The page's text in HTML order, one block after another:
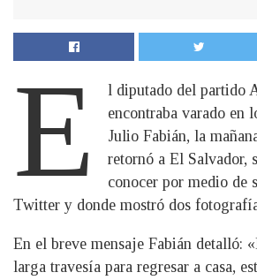
E
l diputado del partido
encontraba varado en
Julio Fabián, la
retornó a El Salvador,
conocer por medio de
Twitter y donde mostró dos
En el breve mensaje Fabián detalló:
larga travesía para regresar a casa,